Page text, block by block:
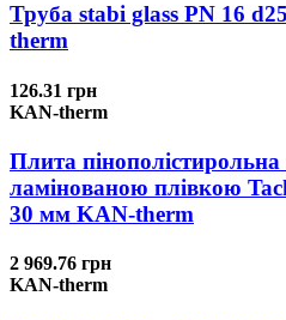
Труба stabi glass PN 16
therm
126.31 грн
KAN-therm
Плита пінополістирольна
ламінованою плівкою
30 мм KAN-therm
2 969.76 грн
KAN-therm